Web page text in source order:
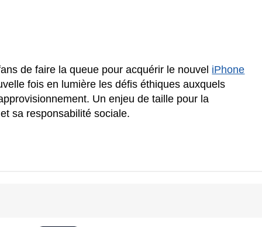
de faire la queue pour acquérir le nouvel iPhone
fois en lumière les défis éthiques auxquels
Un enjeu de taille pour la
sa responsabilité sociale.